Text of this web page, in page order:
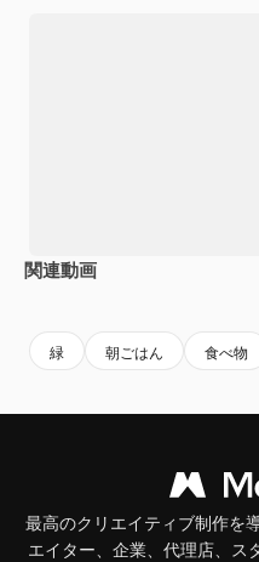
関連動画
緑 朝ごはん 食べ物
最高のクリエイティブ制作を
エイター、企業、代理店、ス